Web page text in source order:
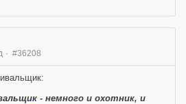
#36208
- немного и охотник, и